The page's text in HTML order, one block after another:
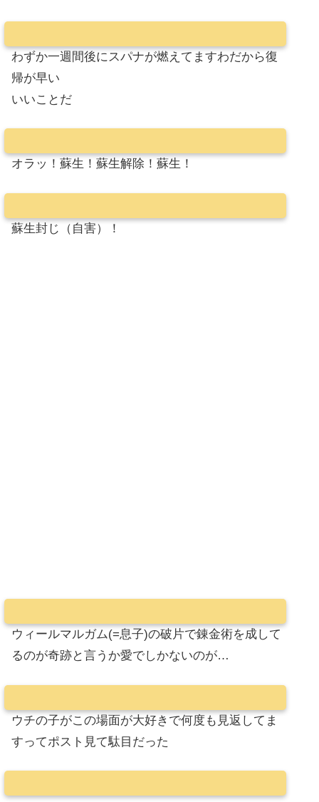
わずか一週間後にスパナが燃えてますわだから復
帰が早い
いいことだ
オラッ！蘇生！蘇生解除！蘇生！
蘇生封じ（自害）！
ウィールマルガム(=息子)の破片で錬金術を成して
るのが奇跡と言うか愛でしかないのが…
ウチの子がこの場面が大好きで何度も見返してま
すってポスト見て駄目だった